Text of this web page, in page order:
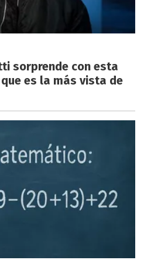
sorprende con esta
es la más vista de